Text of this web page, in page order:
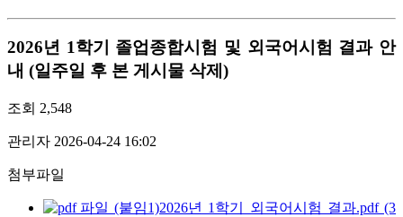
2026년 1학기 졸업종합시험 및 외국어시험 결과 안
내 (일주일 후 본 게시물 삭제)
조회 2,548
관리자 2026-04-24 16:02
첨부파일
(붙임1)2026년 1학기 외국어시험 결과.pdf (3